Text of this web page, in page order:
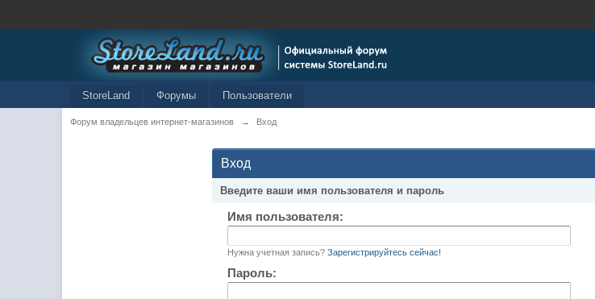
StoreLand Форумы Пользователи
Форум владельцев интернет-магазинов → Вход
Вход
Введите ваши имя пользователя и пароль
Имя пользователя:
Нужна учетная запись? Зарегистрируйтесь сейчас!
Пароль: